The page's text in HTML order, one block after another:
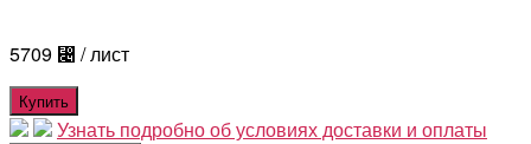
5709 ⃄ / лист
Купить
Узнать подробно об условиях доставки и оплаты